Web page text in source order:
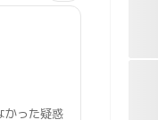
かった疑惑